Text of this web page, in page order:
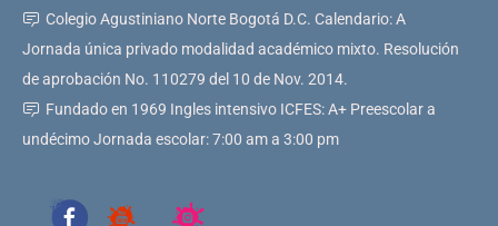
Colegio Agustiniano Norte Bogotá D.C. Calendario: A
Jornada única privado modalidad académico mixto. Resolución
de aprobación No. 110279 del 10 de Nov. 2014.
Fundado en 1969 Ingles intensivo ICFES: A+ Preescolar a
undécimo Jornada escolar: 7:00 am a 3:00 pm